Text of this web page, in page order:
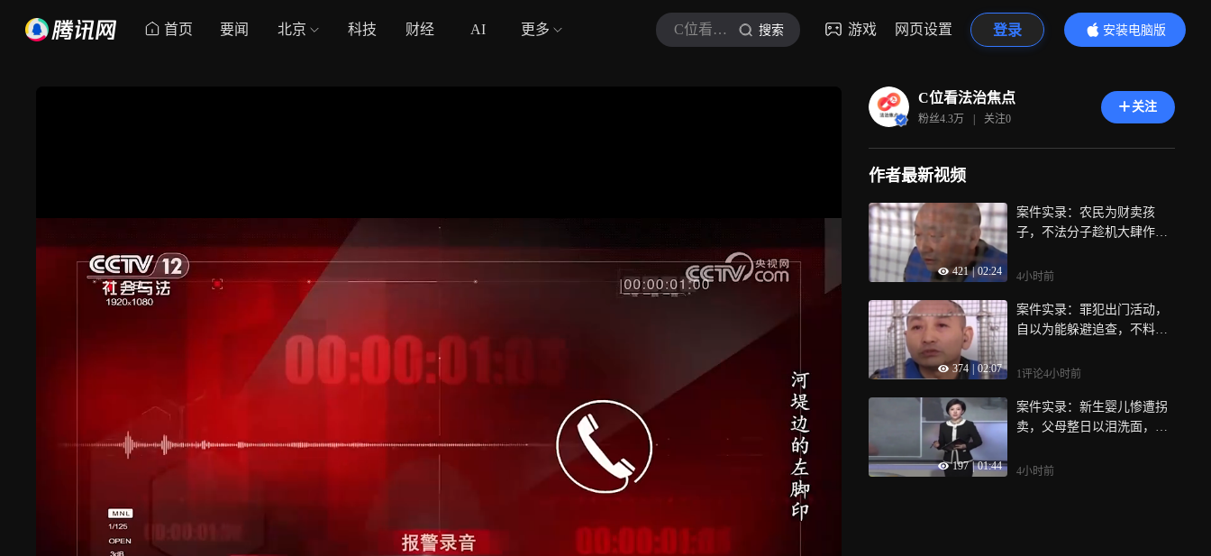
首页 要闻 北京 科技 财经 AI 更多 C位看法治焦点 搜索 游戏 网页设置 登录
安装电脑版
内容更精彩
C位看法治焦点
粉丝4.3万 | 关注0
关注
作者最新视频
421 | 02:24
案件实录：农民为财卖孩
子，不法分子趁机大肆作
4小时前
374 02:07
案件实录：罪犯出门活动，
自以为能躲避追查，不料民
1评论4小时前
197 | 01:44
案件实录：新生婴儿惨遭拐
卖，父母整日以泪洗面，看
4小时前